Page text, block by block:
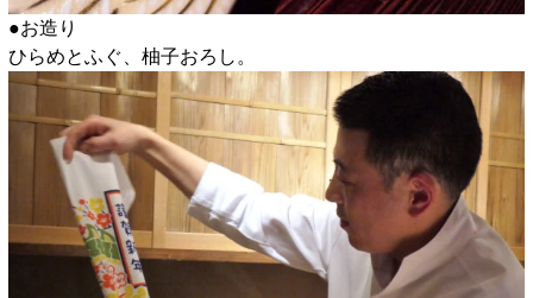
●お造り
ひらめとふぐ、柚子おろし。